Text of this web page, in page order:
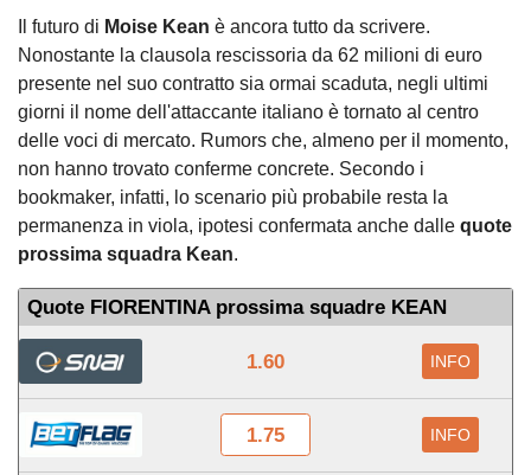
Il futuro di Moise Kean è ancora tutto da scrivere.
Nonostante la clausola rescissoria da 62 milioni di euro
presente nel suo contratto sia ormai scaduta, negli ultimi
giorni il nome dell'attaccante italiano è tornato al centro
delle voci di mercato. Rumors che, almeno per il momento,
non hanno trovato conferme concrete. Secondo i
bookmaker, infatti, lo scenario più probabile resta la
permanenza in viola, ipotesi confermata anche dalle quote
prossima squadra Kean.
Quote FIORENTINA prossima squadre KEAN
1.60 INFO
1.75 INFO